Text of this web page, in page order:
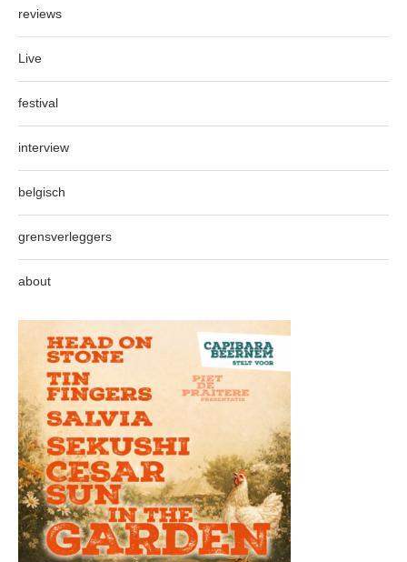
reviews
Live
festival
interview
belgisch
grensverleggers
about